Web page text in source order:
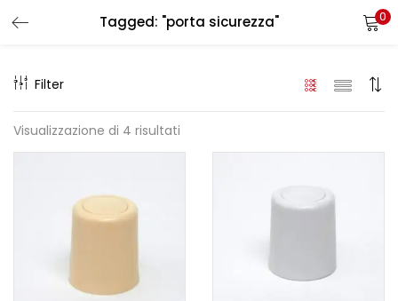
Tagged: "porta sicurezza" 0
Filter
Visualizzazione di 4 risultati
LOGIN REGISTER
Enter your username and password to login.
Remember me